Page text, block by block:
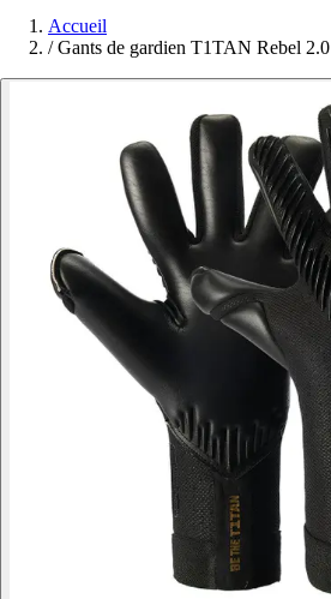
Accueil
/ Gants de gardien T1TAN Rebel 2.0